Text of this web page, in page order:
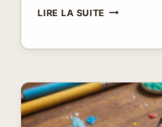
LIRE LA SUITECOIFFER
HOMME
ASTUCES
ET
CONSEILS